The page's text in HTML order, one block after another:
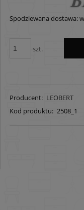
Spodziewana dostawa:
szt.
Producent: LEOBERT
Kod produktu: 2508_1